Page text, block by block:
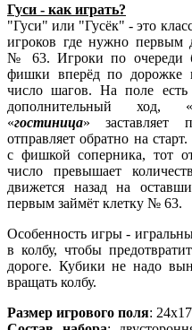
Гуси - как играть?
"Гуси" или "Гусёк" - это
игроков где нужно первым
№ 63. Игроки по очереди
фишки вперёд по дорожке
число шагов. На поле
дополнительный ход, «
«гостиница» заставляет
отправляет обратно на
с фишкой соперника, тот
число превышает
движется назад на
первым займёт клетку № 63.
Особенность игры -
в колбу, чтобы
дороге. Кубики не надо
вращать колбу.
Размер игрового поля: